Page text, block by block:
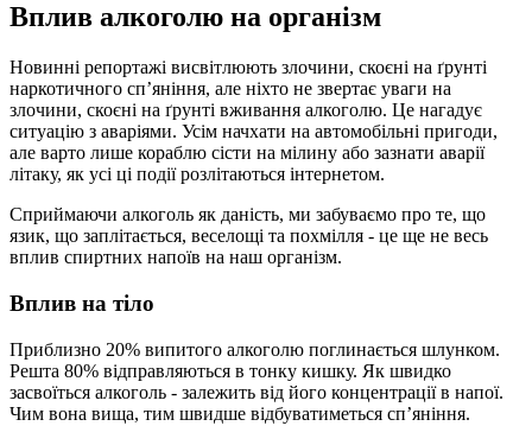
Вплив алкоголю на організм
Новинні репортажі висвітлюють злочини, скоєні на ґрунті
наркотичного сп’яніння, але ніхто не звертає уваги на
злочини, скоєні на ґрунті вживання алкоголю. Це нагадує
ситуацію з аваріями. Усім начхати на автомобільні пригоди,
але варто лише кораблю сісти на мілину або зазнати аварії
літаку, як усі ці події розлітаються інтернетом.
Сприймаючи алкоголь як даність, ми забуваємо про те, що
язик, що заплітається, веселощі та похмілля - це ще не весь
вплив спиртних напоїв на наш організм.
Вплив на тіло
Приблизно 20% випитого алкоголю поглинається шлунком.
Решта 80% відправляються в тонку кишку. Як швидко
засвоїться алкоголь - залежить від його концентрації в напої.
Чим вона вища, тим швидше відбуватиметься сп’яніння.